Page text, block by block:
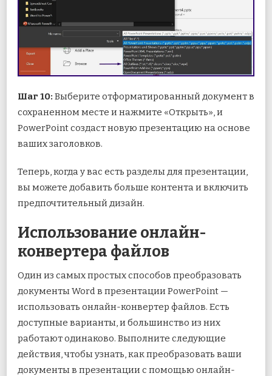
Шаг 10: Выберите отформатированный документ в
сохраненном месте и нажмите «Открыть», и
PowerPoint создаст новую презентацию на основе
ваших заголовков.
Теперь, когда у вас есть разделы для презентации,
вы можете добавить больше контента и включить
предпочтительный дизайн.
Использование онлайн-
конвертера файлов
Один из самых простых способов преобразовать
документы Word в презентации PowerPoint —
использовать онлайн-конвертер файлов. Есть
доступные варианты, и большинство из них
работают одинаково. Выполните следующие
действия, чтобы узнать, как преобразовать ваши
документы в презентации с помощью онлайн-